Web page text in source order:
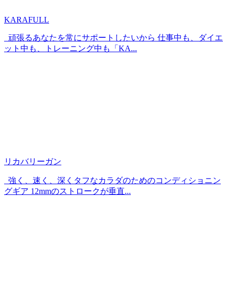
KARAFULL
頑張るあなたを常にサポートしたいから 仕事中も、ダイエ
ット中も、トレーニング中も「KA...
リカバリーガン
強く、速く、深くタフなカラダのためのコンディショニン
グギア 12mmのストロークが垂直...